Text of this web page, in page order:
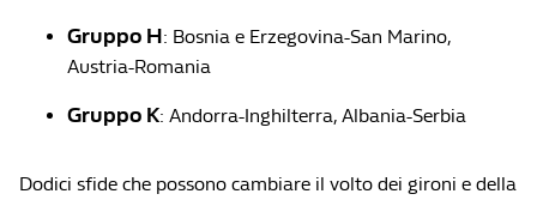
Gruppo H: Bosnia e Erzegovina-San Marino,
Austria-Romania
Gruppo K: Andorra-Inghilterra, Albania-Serbia
Dodici sfide che possono cambiare il volto dei gironi e della